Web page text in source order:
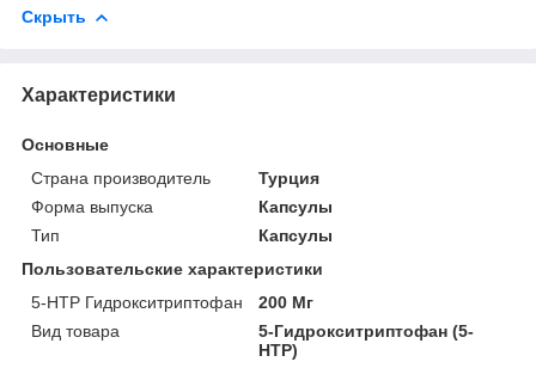
Скрыть
Характеристики
Основные
Страна производитель
Турция
Форма выпуска
Капсулы
Тип
Капсулы
Пользовательские характеристики
5-HTP Гидрокситриптофан
200 Мг
Вид товара
5-Гидрокситриптофан (5-
HTP)